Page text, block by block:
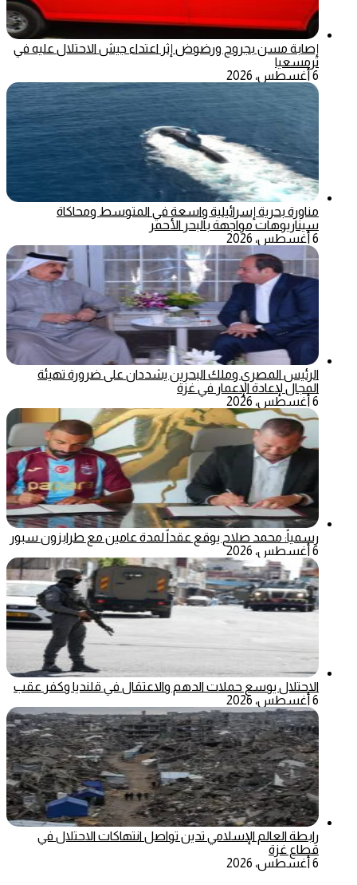
إصابة مسن بجروح ورضوض إثر اعتداء جيش الاحتلال عليه في
ترمسعيا
6 أغسطس، 2026
مناورة بحرية إسرائيلية واسعة في المتوسط ومحاكاة
سيناريوهات مواجهة بالبحر الأحمر
6 أغسطس، 2026
الرئيس المصري وملك البحرين يشددان على ضرورة تهيئة
المجال لإعادة الإعمار في غزة
6 أغسطس، 2026
رسمياً: محمد صلاح يوقع عقداً لمدة عامين مع طرابزون سبور
6 أغسطس، 2026
الاحتلال يوسع حملات الدهم والاعتقال في قلنديا وكفر عقب
6 أغسطس، 2026
رابطة العالم الإسلامي تدين تواصل انتهاكات الاحتلال في
قطاع غزة
6 أغسطس، 2026